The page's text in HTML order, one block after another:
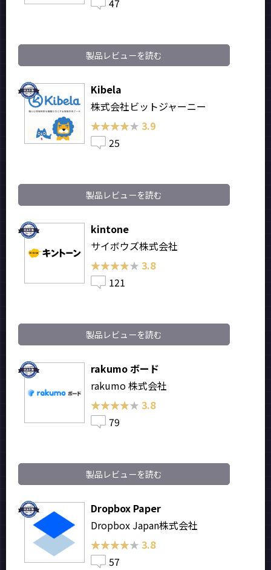
47
製品レビューを読む
Kibela
株式会社ビットジャーニー
★★★★★
★★★★★ 3.9
25
製品レビューを読む
kintone
サイボウズ株式会社
★★★★★
★★★★★ 3.8
121
製品レビューを読む
rakumo ボード
rakumo 株式会社
★★★★★
★★★★★ 3.8
79
製品レビューを読む
Dropbox Paper
Dropbox Japan株式会社
★★★★★
★★★★★ 3.8
57